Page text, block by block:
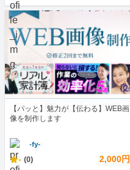
【パッと】魅力が【伝わる】WEB画
像を制作します
-fy-
- (0) 2,000円